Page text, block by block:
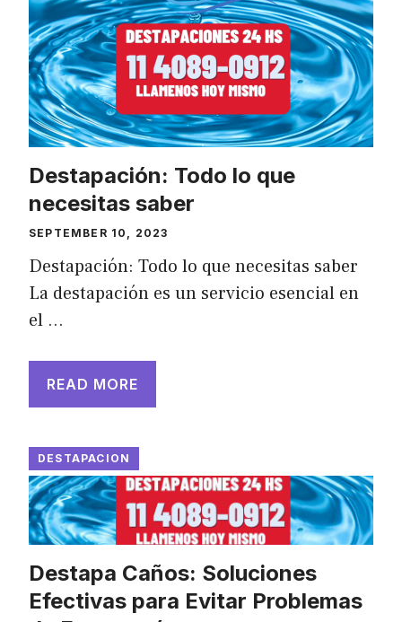
Destapación: Todo lo que
necesitas saber
SEPTEMBER 10, 2023
Destapación: Todo lo que necesitas saber
La destapación es un servicio esencial en
el …
READ MORE
DESTAPACION
Destapa Caños: Soluciones
Efectivas para Evitar Problemas